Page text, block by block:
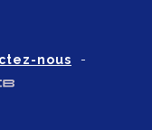
nous -